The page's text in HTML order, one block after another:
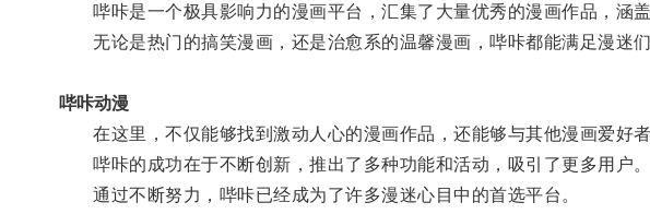
哔咔是一个极具影响力的漫画平台，汇集了大量优秀的漫画作品，涵盖
无论是热门的搞笑漫画，还是治愈系的温馨漫画，哔咔都能满足漫迷们
哔咔动漫
在这里，不仅能够找到激动人心的漫画作品，还能够与其他漫画爱好者
哔咔的成功在于不断创新，推出了多种功能和活动，吸引了更多用户。
通过不断努力，哔咔已经成为了许多漫迷心目中的首选平台。